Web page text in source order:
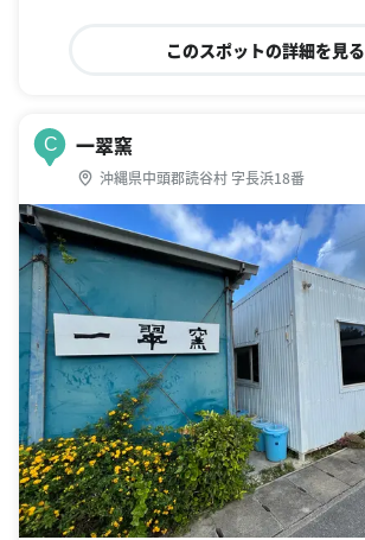
このスポットの詳細を見る
C 一翠窯
沖縄県中頭郡読谷村 字長浜18番